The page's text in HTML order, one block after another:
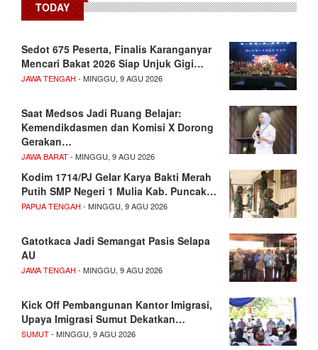
TODAY
Sedot 675 Peserta, Finalis Karanganyar
Mencari Bakat 2026 Siap Unjuk Gigi…
JAWA TENGAH - MINGGU, 9 AGU 2026
Saat Medsos Jadi Ruang Belajar:
Kemendikdasmen dan Komisi X Dorong
Gerakan…
JAWA BARAT- MINGGU, 9 AGU 2026
Kodim 1714/PJ Gelar Karya Bakti Merah
Putih SMP Negeri 1 Mulia Kab. Puncak…
PAPUA TENGAH - MINGGU, 9 AGU 2026
Gatotkaca Jadi Semangat Pasis Selapa
AU
JAWA TENGAH - MINGGU, 9 AGU 2026
Kick Off Pembangunan Kantor Imigrasi,
Upaya Imigrasi Sumut Dekatkan…
SUMUT- MINGGU, 9 AGU 2026